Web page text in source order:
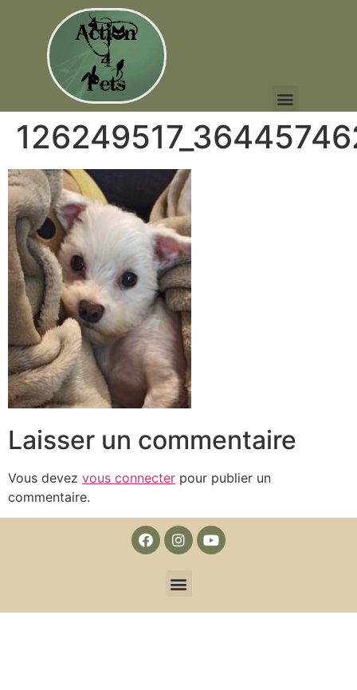
Laisser un commentaire
Vous devez vous connecter pour publier un
commentaire.